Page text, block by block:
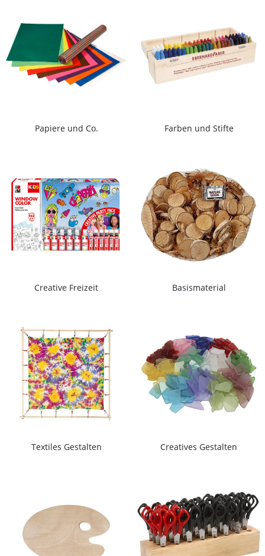
Papiere und Co. Farben und Stifte
Creative Freizeit Basismaterial
Textiles Gestalten Creatives Gestalten